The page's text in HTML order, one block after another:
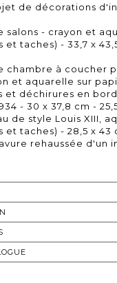
de décorations
salons - crayon et
et taches) - 33,7 x
chambre à coucher
et aquarelle sur
et déchirures en
- 30 x 37,8 cm -
de style Louis XIII,
et taches) - 28,5 x 43
rehaussée d'un